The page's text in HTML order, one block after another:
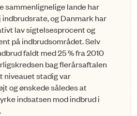
sammenlignelige lande har
indbruds­rate, og Danmark har
lav sigtelsesprocent og
på indbrudsområdet. Selv
faldt med 25 % fra 2010
bag flerårsaftalen
niveauet stadig var
og ønskede således at
indsatsen mod indbrud i